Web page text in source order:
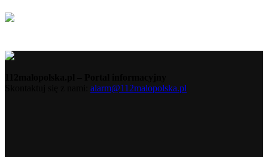
alarm@112malopolska.pl